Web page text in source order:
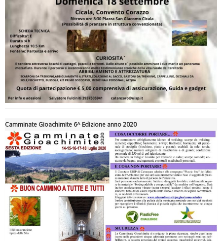
Tiziano Pesce a Radio InBlu2000 traccia il bilancio della stagione
Ddl Lobby, Uisp: “Il Parlamento valorizzi le nostre specificità"
Camminate Gioachimite 6^ Edizione anno 2020